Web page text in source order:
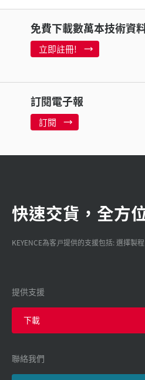
免費下載數萬本技術資
立即註冊!
訂閱電子報
訂閱
快速交貨，全方
KEYENCE為客戸提供的支援包括: 選擇製
提供支援
下載
聯絡我們